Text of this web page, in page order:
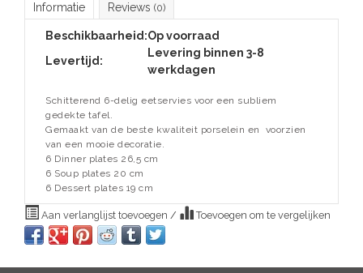
Informatie Reviews (0)
Beschikbaarheid:Op voorraad
Levertijd:
Levering binnen 3-8
werkdagen
Schitterend 6-delig eetservies voor een subliem
gedekte tafel.
Gemaakt van de beste kwaliteit porselein en voorzien
van een mooie decoratie.
6 Dinner plates 26,5 cm
6 Soup plates 20 cm
6 Dessert plates 19 cm
Aan verlanglijst toevoegen / Toevoegen om te vergelijken